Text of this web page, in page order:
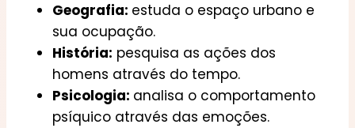
Geografia: estuda o espaço urbano e
sua ocupação.
História: pesquisa as ações dos
homens através do tempo.
Psicologia: analisa o comportamento
psíquico através das emoções.